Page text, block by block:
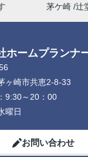
物件探しだけでなく
ます！(よろしくお願
茅ケ崎 辻
ホームプランナ
ヶ崎市共恵2-8-33
9:30～20：00
曜日
お問い合わせ